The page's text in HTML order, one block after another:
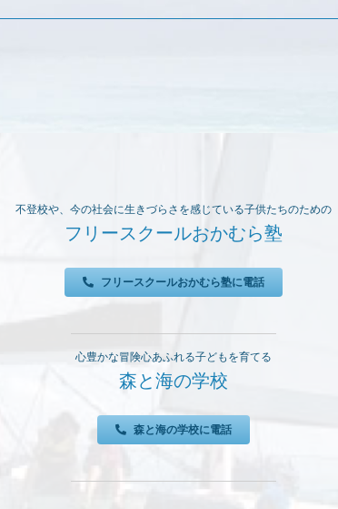
不登校や、今の社会に生きづらさを感じている子供たちのための
フリースクールおかむら塾
フリースクールおかむら塾に電話
心豊かな冒険心あふれる子どもを育てる
森と海の学校
森と海の学校に電話